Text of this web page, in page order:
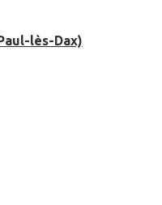
lès-Dax)